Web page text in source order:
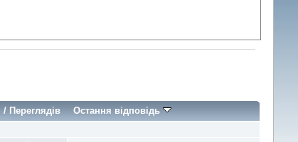
/Переглядів Остання відповідь